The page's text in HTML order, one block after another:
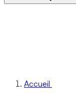
Accueil